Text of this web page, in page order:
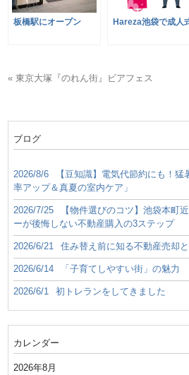
板橋駅にオープン Hareza池袋で成人
« 東京大塚『のれん街』ビアフェス
ブログ
2026/8/6
【豆知識】電気代節約にも！
率アップ＆真夏の室内ケア」
2026/7/25
【物件選びのコツ】池袋本町
ーが後悔しない不動産購入の3ステップ
2026/6/21 住み替え前に知る不動産売却
2026/6/14 「子育てしやすい街」の魅力
2026/6/1 初トレランをしてきました
カレンダー
2026年8月